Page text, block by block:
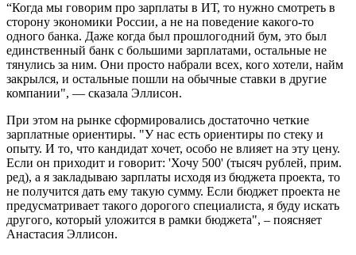
“Когда мы говорим про зарплаты в ИТ, то нужно смотреть в
сторону экономики России, а не на поведение какого-то
одного банка. Даже когда был прошлогодний бум, это был
единственный банк с большими зарплатами, остальные не
тянулись за ним. Они просто набрали всех, кого хотели, найм
закрылся, и остальные пошли на обычные ставки в другие
компании", — сказала Эллисон.
При этом на рынке сформировались достаточно четкие
зарплатные ориентиры. "У нас есть ориентиры по стеку и
опыту. И то, что кандидат хочет, особо не влияет на эту цену.
Если он приходит и говорит: 'Хочу 500' (тысяч рублей, прим.
ред), а я закладываю зарплаты исходя из бюджета проекта, то
не получится дать ему такую сумму. Если бюджет проекта не
предусматривает такого дорогого специалиста, я буду искать
другого, который уложится в рамки бюджета", – поясняет
Анастасия Эллисон.